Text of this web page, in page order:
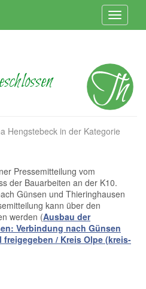
Hengstebeck in der Kategorie
Pressemitteilung vom
der Bauarbeiten an der K10.
Günsen und Thieringhausen
kann über den
werden (Ausbau der
Verbindung nach Günsen
/ Kreis Olpe (kreis-